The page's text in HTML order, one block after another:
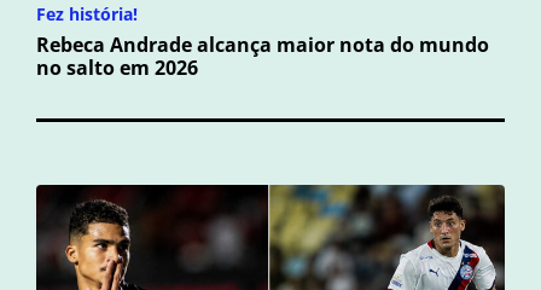
Fez história!
Rebeca Andrade alcança maior nota do mundo
no salto em 2026